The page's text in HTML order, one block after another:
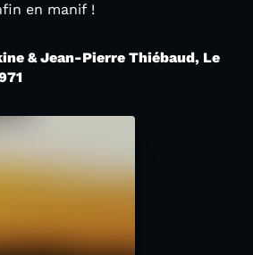
en manif !
& Jean-Pierre Thiébaud, Le